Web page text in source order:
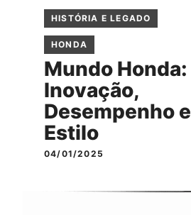
HISTÓRIA E LEGADO
HONDA
Mundo Honda:
Inovação,
Desempenho e
Estilo
04/01/2025